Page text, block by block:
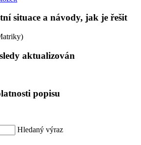
situace a návody, jak je řešit
aktualizován
popisu
Hledaný výraz